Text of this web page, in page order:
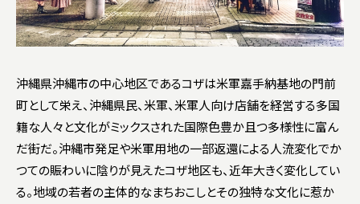
沖縄県沖縄市の中心地区であるコザは米軍嘉手納基地の門前
町として栄え、沖縄県民、米軍、米軍人向け店舗を経営する多国
籍な人々と文化がミックスされた国際色豊か且つ多様性に富ん
だ街だ。沖縄市発足や米軍用地の一部返還による人流変化でか
つての賑わいに陰りが見えたコザ地区も、近年大きく変化してい
る。地域の若者の主体的なまちおこしとその独特な文化に惹か